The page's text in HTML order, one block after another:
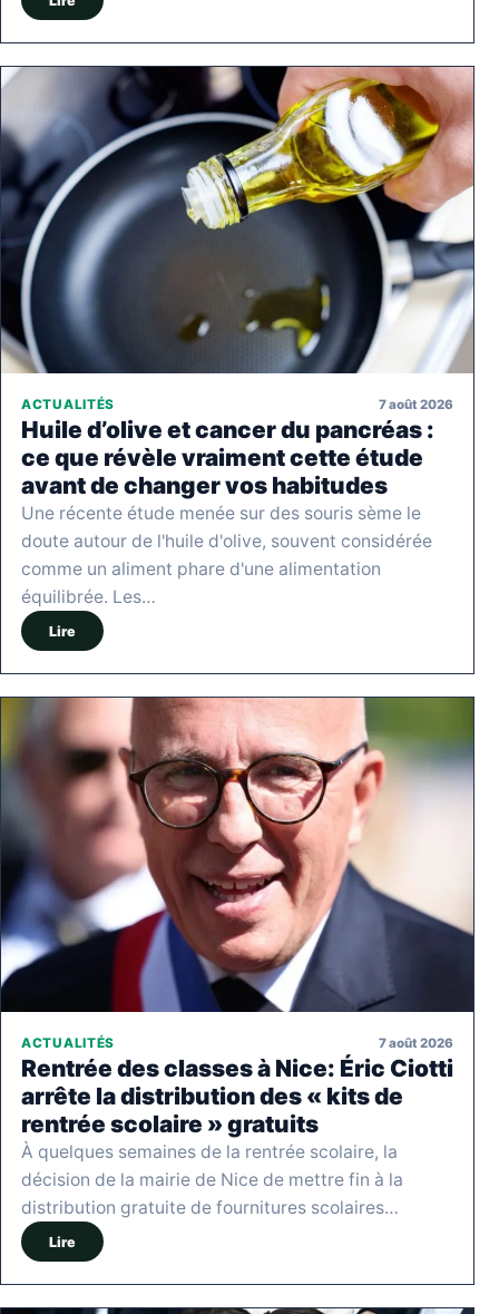
ACTUALITÉS 7 août 2026
Huile d’olive et cancer du pancréas :
ce que révèle vraiment cette étude
avant de changer vos habitudes
Une récente étude menée sur des souris sème le
doute autour de l'huile d'olive, souvent considérée
comme un aliment phare d'une alimentation
équilibrée. Les…
Lire
ACTUALITÉS 7 août 2026
Rentrée des classes à Nice: Éric Ciotti
arrête la distribution des « kits de
rentrée scolaire » gratuits
À quelques semaines de la rentrée scolaire, la
décision de la mairie de Nice de mettre fin à la
distribution gratuite de fournitures scolaires…
Lire